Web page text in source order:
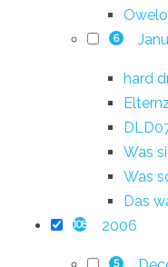
6
hard
Was
Was
Das
108 2006
5